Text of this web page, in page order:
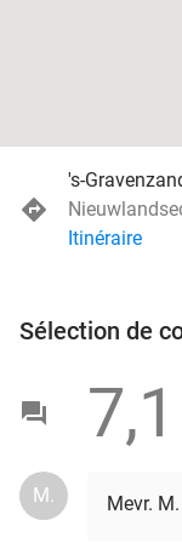
's-
Itinéraire
Sélection de
7,1
M. Mevr.